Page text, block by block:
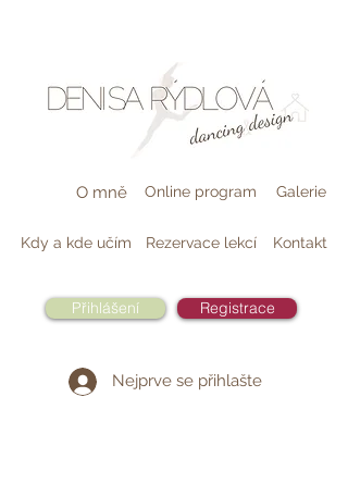
O mně Online program Galerie
Kdy a kde učím Rezervace lekcí Kontakt
Přihlášení Registrace
Nejprve se přihlašte